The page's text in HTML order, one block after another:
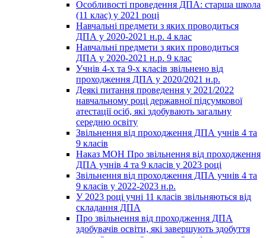
Особливості проведення ДПА: старша школа
(11 клас) у 2021 році
Навчальні предмети з яких проводиться
ДПА у 2020-2021 н.р. 4 клас
Навчальні предмети з яких проводиться
ДПА у 2020-2021 н.р. 9 клас
Учнів 4-х та 9-х класів звільнено від
проходження ДПА у 2020/2021 н.р.
Деякі питання проведення у 2021/2022
навчальному році державної підсумкової
атестації осіб, які здобувають загальну
середню освіту
Звільнення від проходження ДПА учнів 4 та
9 класів
Наказ МОН Про звільнення від проходження
ДПА учнів 4 та 9 класів у 2023 році
Звільнення від проходження ДПА учнів 4 та
9 класів у 2022-2023 н.р.
У 2023 році учні 11 класів звільняються від
складання ДПА
Про звільнення від проходження ДПА
здобувачів освіти, які завершують здобуття